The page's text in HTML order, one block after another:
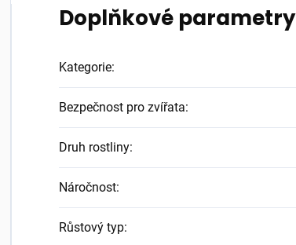
Doplňkové parametry
Kategorie:
Bezpečnost pro zvířata:
Druh rostliny:
Náročnost:
Růstový typ: